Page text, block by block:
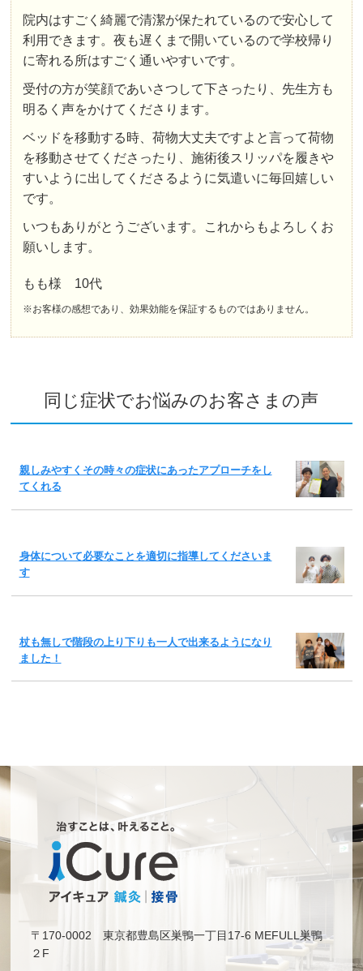
院内はすごく綺麗で清潔が保たれているので安心して
利用できます。夜も遅くまで開いているので学校帰り
に寄れる所はすごく通いやすいです。
受付の方が笑顔であいさつして下さったり、先生方も
明るく声をかけてくださります。
ベッドを移動する時、荷物大丈夫ですよと言って荷物
を移動させてくださったり、施術後スリッパを履きや
すいように出してくださるように気遣いに毎回嬉しい
です。
いつもありがとうございます。これからもよろしくお
願いします。
もも様 10代
※お客様の感想であり、効果効能を保証するものではありません。
同じ症状でお悩みのお客さまの声
親しみやすくその時々の症状にあったアプローチをし
てくれる
身体について必要なことを適切に指導してくださいま
す
杖も無しで階段の上り下りも一人で出来るようになり
ました！
〒170-0002 東京都豊島区巣鴨一丁目17-6 MEFULL巣鴨
２F